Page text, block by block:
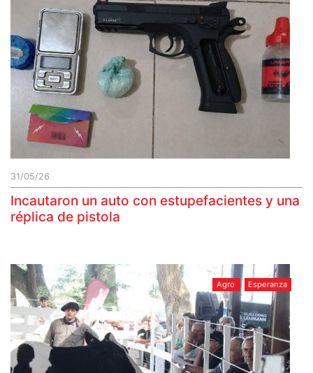
31/05/26
Incautaron un auto con estupefacientes y una
réplica de pistola
Agro Esperanza